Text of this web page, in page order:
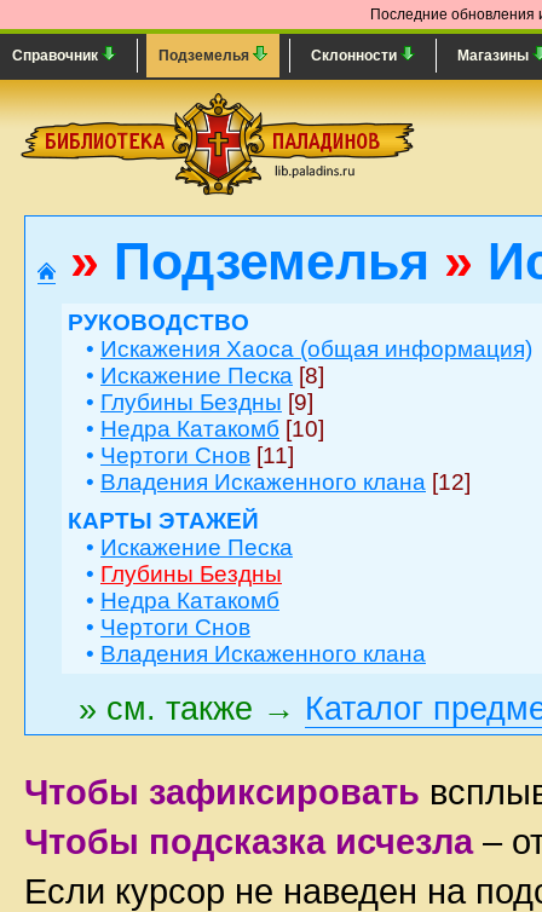
Последние обновления
Справочник Подземелья Склонности Магазины
» Подземелья »
РУКОВОДСТВО
• Искажения Хаоса (общая информация)
• Искажение Песка [8]
• Глубины Бездны [9]
• Недра Катакомб [10]
• Чертоги Снов [11]
• Владения Искаженного клана [12]
КАРТЫ ЭТАЖЕЙ
• Искажение Песка
• Глубины Бездны
• Недра Катакомб
• Чертоги Снов
• Владения Искаженного клана
» см. также → Каталог
Чтобы зафиксировать
Чтобы подсказка исчезла–
Если курсор не наведен на